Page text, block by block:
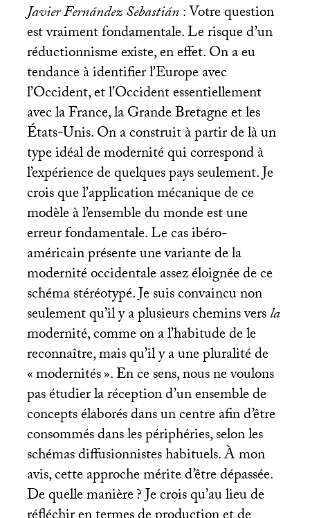
Javier Fernández Sebastián: Votre question
est vraiment fondamentale. Le risque d’un
réductionnisme existe, en effet. On a eu
tendance à identifier l’Europe avec
l’Occident, et l’Occident essentiellement
avec la France, la Grande Bretagne et les
États-Unis. On a construit à partir de là un
type idéal de modernité qui correspond à
l’expérience de quelques pays seulement. Je
crois que l’application mécanique de ce
modèle à l’ensemble du monde est une
erreur fondamentale. Le cas ibéro-
américain présente une variante de la
modernité occidentale assez éloignée de ce
schéma stéréotypé. Je suis convaincu non
seulement qu’il y a plusieurs chemins versla
modernité, comme on a l’habitude de le
reconnaître, mais qu’il y a une pluralité de
«modernités». En ce sens, nous ne voulons
pas étudier la réception d’un ensemble de
concepts élaborés dans un centre afin d’être
consommés dans les périphéries, selon les
schémas diffusionnistes habituels. À mon
avis, cette approche mérite d’être dépassée.
De quelle manière? Je crois qu’au lieu de